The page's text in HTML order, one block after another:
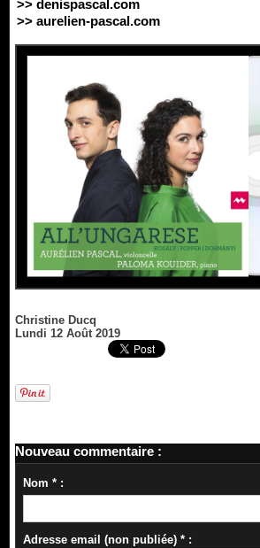
>> denispascal.com
>> aurelien-pascal.com
Christine Ducq
Lundi 12 Août 2019
Nouveau commentaire :
Nom * :
Adresse email (non publiée) * :